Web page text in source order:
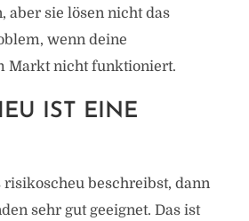
aber sie lösen nicht das
wenn deine
Markt nicht funktioniert.
IST EINE
risikoscheu beschreibst, dann
sehr gut geeignet. Das ist